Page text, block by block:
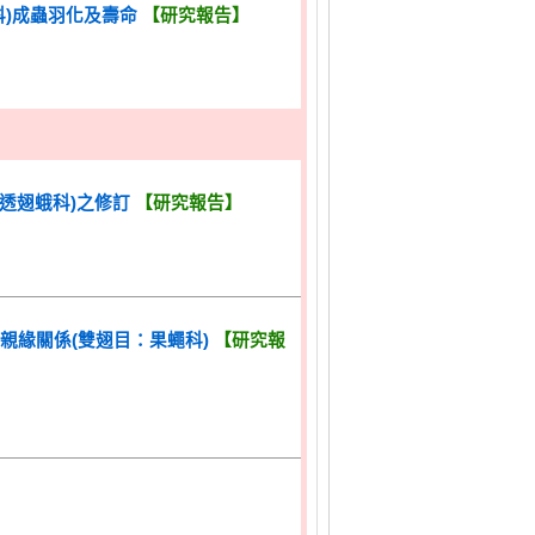
成蟲羽化及壽命 【研究報告】
翅蛾科)之修訂 【研究報告】
緣關係(雙翅目：果蠅科) 【研究報